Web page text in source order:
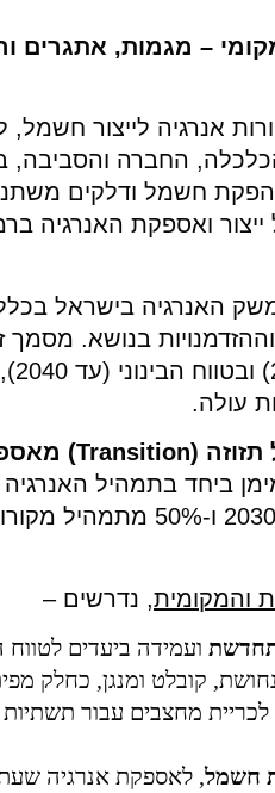
– מגמות, אתגרים
אנרגיה לייצור חשמל,
החברה והסביבה,
חשמל ודלקים
ואספקת האנרגיה
האנרגיה בישראל בכלל
בנושא. מסמך
בטווח
עולה.
תזוזה (
Transition
)
ביחד בתמהיל האנרגיה
שלושה מערכו כיום ויהפוך ל-30% מהתמהיל ב-
והמקומית, נדרשים –
ועמידה ביעדים לטווח
נחושת, קובלט ומנגן, כחלק
מחצבים עבור תשתיות
חשמל, לאספקת אנרגיה